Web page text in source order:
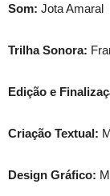
Som: Jota Amaral
Trilha Sonora:
Edição e
Criação Textual:
Design Gráfico: